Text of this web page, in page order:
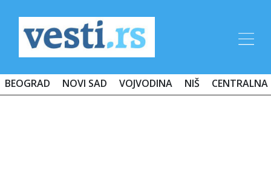
BEOGRAD NOVI SAD VOJVODINA NIŠ CENTRALNA